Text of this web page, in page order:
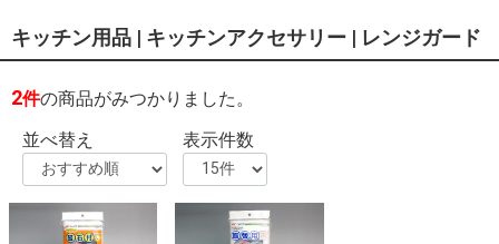
キッチン用品 | キッチンアクセサリー | レンジガード
2件の商品がみつかりました。
並べ替え
表示件数